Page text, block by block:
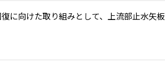
に向けた取り組みとして、上流部止水矢板